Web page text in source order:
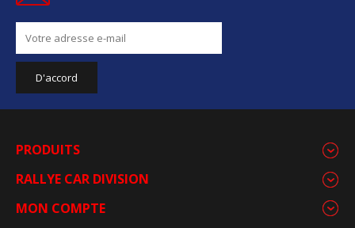
PRODUITS
RALLYE CAR DIVISION
MON COMPTE